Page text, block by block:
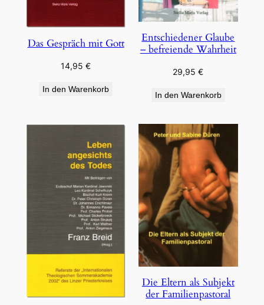
Das Gespräch mit Gott
14,95€
In den Warenkorb
Entschiedener Glaube
– befreiende Wahrheit
29,95€
In den Warenkorb
Die Eltern als Subjekt
der Familienpastoral